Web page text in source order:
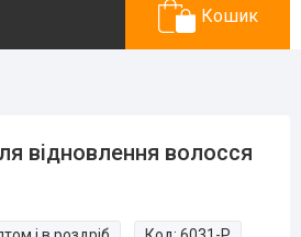
Кошик
відновлення волосся